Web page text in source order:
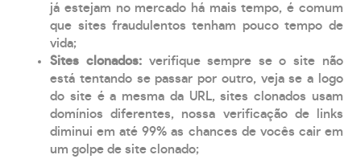
já estejam no mercado há mais tempo, é comum
que sites fraudulentos tenham pouco tempo de
vida;
Sites clonados: verifique sempre se o site não
está tentando se passar por outro, veja se a logo
do site é a mesma da URL, sites clonados usam
domínios diferentes, nossa verificação de links
diminui em até 99% as chances de vocês cair em
um golpe de site clonado;